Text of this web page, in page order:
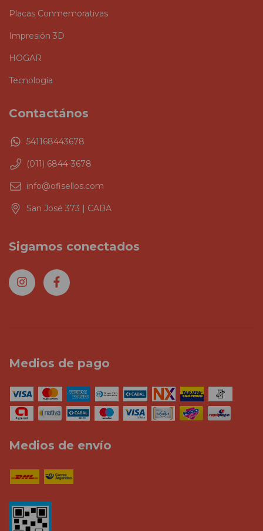
Placas Conmemorativas
Impresión 3D
HOGAR
Tecnología
Contactános
541168443678
(011) 6844-3678
info@ofisellos.com
San José 373 | CABA
Sigamos conectados
Medios de pago
Medios de envío